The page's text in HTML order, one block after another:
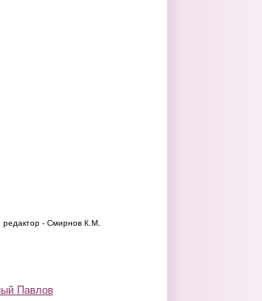
редактор - Смирнов К.М.
Павлов